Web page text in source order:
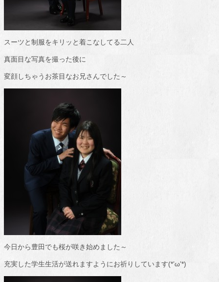
スーツと制服をキリッと着こなしてる二人
真面目な写真を撮った後に
変顔しちゃうお茶目なお兄さんでした～
今日から豊田でも桜が咲き始めました～
充実した学生生活が送れますようにお祈りしています(*’ω’*)